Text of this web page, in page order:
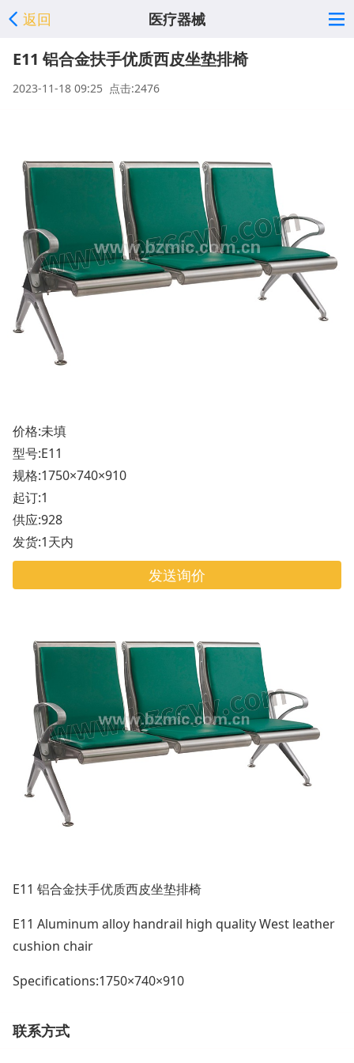
返回 医疗器械
E11 铝合金扶手优质西皮坐垫排椅
2023-11-18 09:25 点击:2476
价格:未填
型号:E11
规格:1750×740×910
起订:1
供应:928
发货:1天内
发送询价
E11 铝合金扶手优质西皮坐垫排椅
E11 Aluminum alloy handrail high quality West leather
cushion chair
Specifications:1750×740×910
联系方式